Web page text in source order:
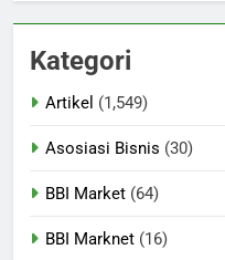
Kategori
Artikel (1,549)
Asosiasi Bisnis (30)
BBI Market (64)
BBI Marknet (16)